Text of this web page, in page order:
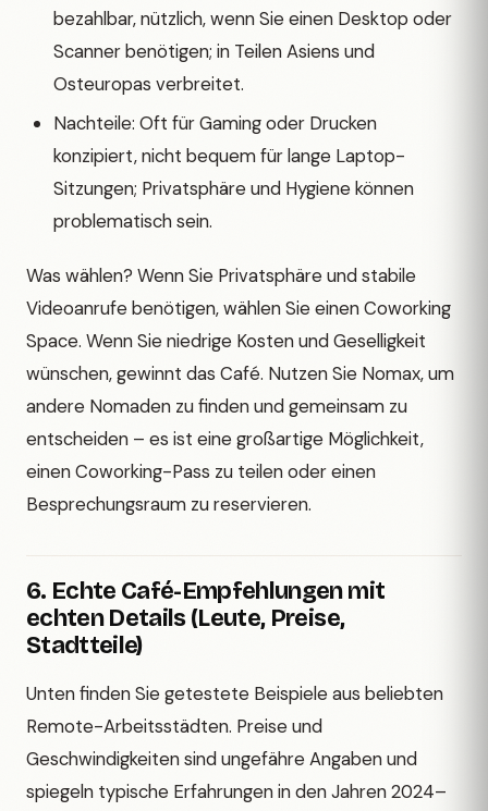
bezahlbar, nützlich, wenn Sie einen Desktop oder
Scanner benötigen; in Teilen Asiens und
Osteuropas verbreitet.
Nachteile: Oft für Gaming oder Drucken
konzipiert, nicht bequem für lange Laptop-
Sitzungen; Privatsphäre und Hygiene können
problematisch sein.
Was wählen? Wenn Sie Privatsphäre und stabile
Videoanrufe benötigen, wählen Sie einen Coworking
Space. Wenn Sie niedrige Kosten und Geselligkeit
wünschen, gewinnt das Café. Nutzen Sie Nomax, um
andere Nomaden zu finden und gemeinsam zu
entscheiden – es ist eine großartige Möglichkeit,
einen Coworking-Pass zu teilen oder einen
Besprechungsraum zu reservieren.
6. Echte Café-Empfehlungen mit
echten Details (Leute, Preise,
Stadtteile)
Unten finden Sie getestete Beispiele aus beliebten
Remote-Arbeitsstädten. Preise und
Geschwindigkeiten sind ungefähre Angaben und
spiegeln typische Erfahrungen in den Jahren 2024–